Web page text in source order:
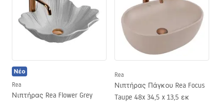
Νέο
Rea
Νιπτήρας Rea Flower Grey
Rea
Νιπτήρας Πάγκου Rea Focus
Taupe 48x 34,5 x 13,5 εκ